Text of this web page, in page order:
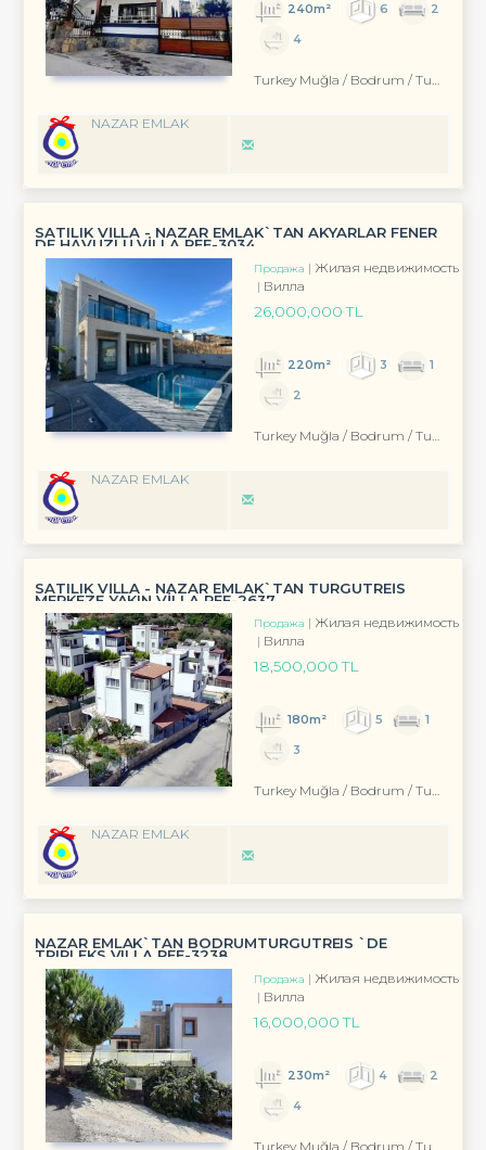
240m² 6
2
4
Turkey Muğla / Bodrum / Turgutreis
NAZAR EMLAK
SATILIK VİLLA - NAZAR EMLAK`TAN AKYARLAR FENER
DE HAVUZLU VİLLA REF-3034
Продажа
Жилая недвижимость
Вилла
26,000,000 TL
220m² 3
1
2
Turkey Muğla / Bodrum / Turgutreis
NAZAR EMLAK
SATILIK VİLLA - NAZAR EMLAK`TAN TURGUTREİS
MERKEZE YAKIN VİLLA REF-2637
Продажа
Жилая недвижимость
Вилла
18,500,000 TL
180m² 5
1
3
Turkey Muğla / Bodrum / Turgutreis
NAZAR EMLAK
NAZAR EMLAK`TAN BODRUMTURGUTREIS `DE
TRIPLEKS VILLA REF-3238
Продажа
Жилая недвижимость
Вилла
16,000,000 TL
230m² 4
2
4
Turkey Muğla / Bodrum / Turgutreis